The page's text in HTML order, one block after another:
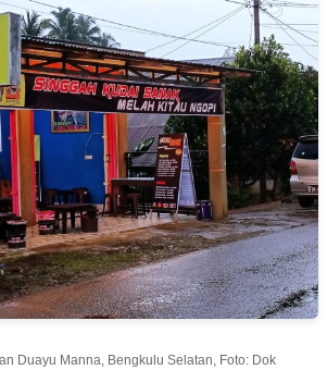
Duayu Manna, Bengkulu Selatan, Foto: Dok